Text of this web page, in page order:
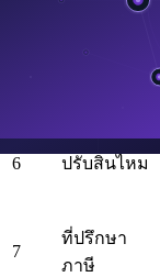
6 ปรับสินไหม
7
ที่ปรึกษา
ภาษี